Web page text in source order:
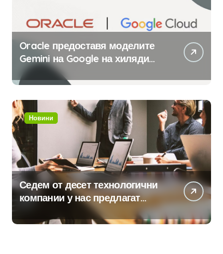
Oracle предоставя моделите
Gemini на Google на хиляди
клиенти на бизнес
приложения
Новини
Седем от десет технологични
компании у нас предлагат
хибридна работа